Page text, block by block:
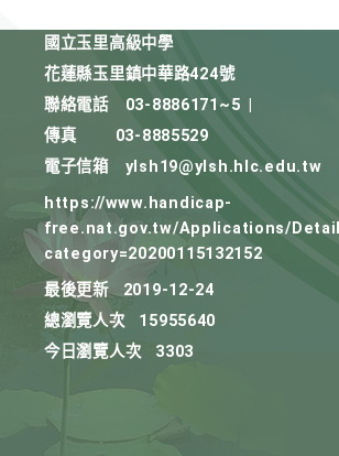
國立玉里高級中學
花蓮縣玉里鎮中華路424號
聯絡電話
03-8886171~5
傳真
03-8885529
電子信箱
ylsh19@ylsh.hlc.edu.tw
https://www.handicap-
free.nat.gov.tw/Applications/
category=20200115132152
最後更新
2019-12-24
總瀏覽人次
15955640
今日瀏覽人次
3303